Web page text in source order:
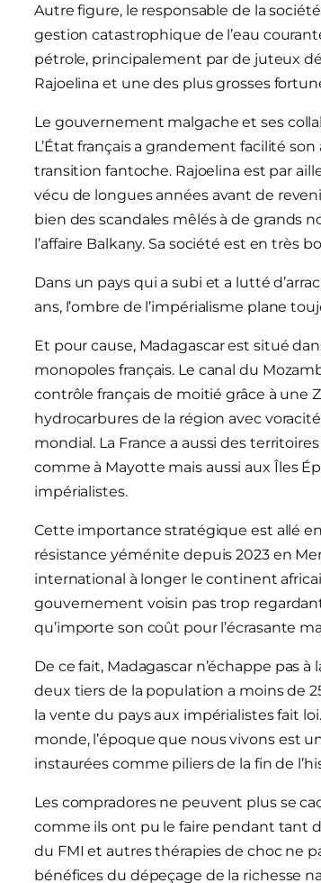
Autre figure, le responsable de la
gestion catastrophique de l’eau
pétrole, principalement par de juteux
Rajoelina et une des plus grosses
Le gouvernement malgache et ses
L’État français a grandement facilité
transition fantoche. Rajoelina est par
vécu de longues années avant de
bien des scandales mêlés à de grands
l’affaire Balkany. Sa société est en très
Dans un pays qui a subi et a lutté
ans, l’ombre de l’impérialisme plane
Et pour cause, Madagascar est situé
monopoles français. Le canal du
contrôle français de moitié grâce à une
hydrocarbures de la région avec
mondial. La France a aussi des
comme à Mayotte mais aussi aux Îles
impérialistes.
Cette importance stratégique est allé
résistance yéménite depuis 2023 en
international à longer le continent
gouvernement voisin pas trop
qu’importe son coût pour l’écrasante
De ce fait, Madagascar n’échappe pas
deux tiers de la population a moins de
la vente du pays aux impérialistes fait
monde, l’époque que nous vivons est
instaurées comme piliers de la fin de
Les compradores ne peuvent plus se
comme ils ont pu le faire pendant tant
du FMI et autres thérapies de choc ne
bénéfices du dépeçage de la richesse